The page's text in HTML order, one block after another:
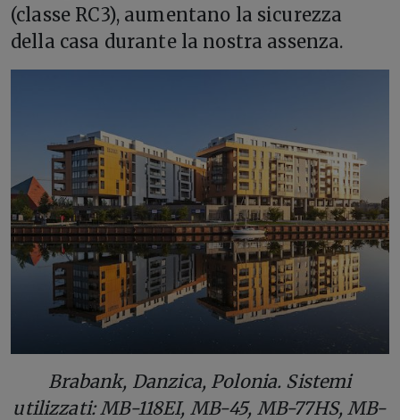
(classe RC3), aumentano la sicurezza
della casa durante la nostra assenza.
Brabank, Danzica, Polonia. Sistemi
utilizzati: MB-118EI, MB-45, MB-77HS, MB-